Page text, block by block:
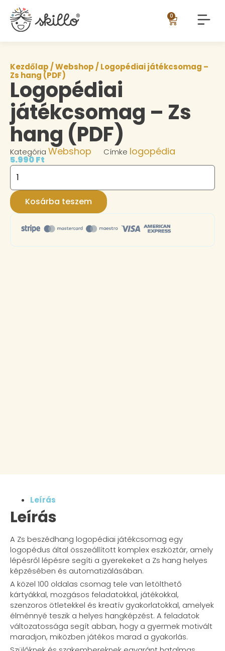
0
Kezdőlap /Webshop / Logopédiai játékcsomag –
Zs hang (PDF)
Logopédiai
játékcsomag – Zs
hang (PDF)
Kategória Webshop Címke logopédia
5.990Ft
Kosárba teszem
Leírás
Leírás
A Zs beszédhang logopédiai játékcsomag egy
logopédus által összeállított komplex eszköztár, amely
lépésről lépésre segíti a gyerekeket a Zs hang helyes
képzésében és automatizálásában.
A közel 100 oldalas csomag tele van letölthető
kártyákkal, mozgásos feladatokkal, játékokkal,
szenzoros ötletekkel és kreatív gyakorlatokkal, amelyek
élménnyé teszik a helyes hangképzést. A feladatok
változatossága segít abban, hogy a gyermek motivált
maradjon, miközben játékos marad a gyakorlás.